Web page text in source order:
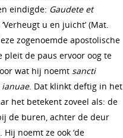
eindigde: Gaudete et
‘Verheugt u en juicht’ (Mat.
zogenoemde apostolische
pleit de paus ervoor oog te
wat hij noemt sancti
. Dat klinkt deftig in het
het betekent zoveel als: de
de buren, achter de deur
Hij noemt ze ook ‘de